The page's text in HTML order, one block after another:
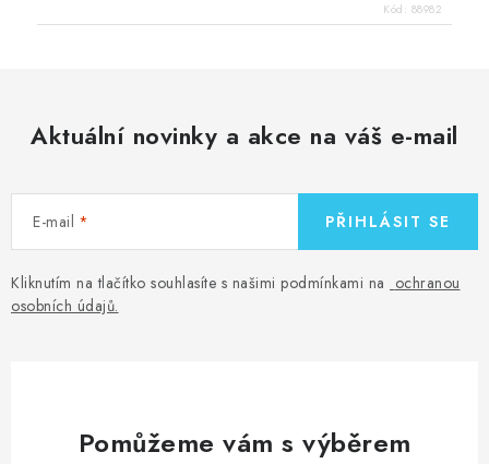
Kód: 88982
Aktuální novinky a akce na váš e-mail
E-mail
Kliknutím na tlačítko souhlasíte s našimi podmínkami na ochranou
osobních údajů.
PŘIHLÁSIT SE
Pomůžeme vám s výběrem